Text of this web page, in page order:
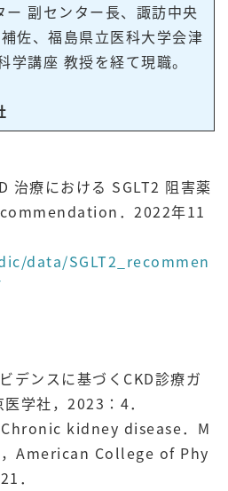
副センター長、諏訪中央
佐、福島県立医科大学会津
学講座 教授を経て現職。
治療における SGLT2 阻害薬
．2022年11
data/SGLT2_recommen
デンスに基づくCKD診療ガ
学社，2023：4．
kidney disease．M
American College of Phy
．